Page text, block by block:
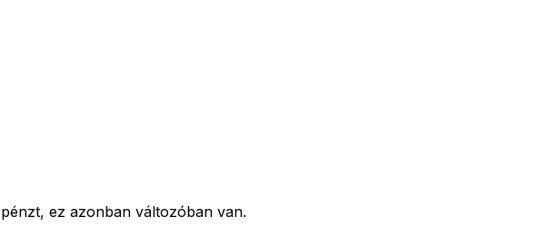
ez azonban változóban van.